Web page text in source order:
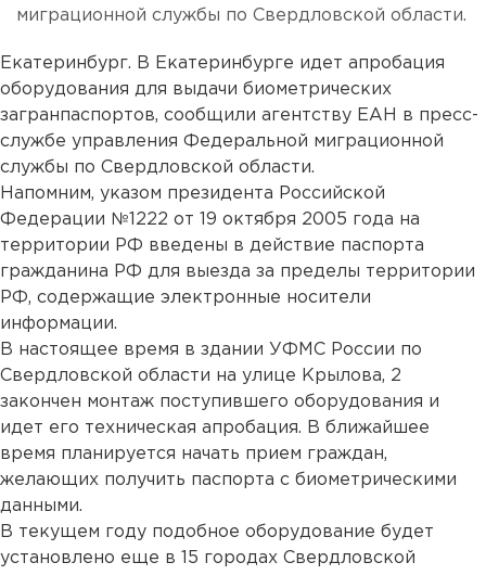
миграционной службы по Свердловской области.
Екатеринбург. В Екатеринбурге идет апробация
оборудования для выдачи биометрических
загранпаспортов, сообщили агентству ЕАН в пресс-
службе управления Федеральной миграционной
службы по Свердловской области.
Напомним, указом президента Российской
Федерации №1222 от 19 октября 2005 года на
территории РФ введены в действие паспорта
гражданина РФ для выезда за пределы территории
РФ, содержащие электронные носители
информации.
В настоящее время в здании УФМС России по
Свердловской области на улице Крылова, 2
закончен монтаж поступившего оборудования и
идет его техническая апробация. В ближайшее
время планируется начать прием граждан,
желающих получить паспорта с биометрическими
данными.
В текущем году подобное оборудование будет
установлено еще в 15 городах Свердловской